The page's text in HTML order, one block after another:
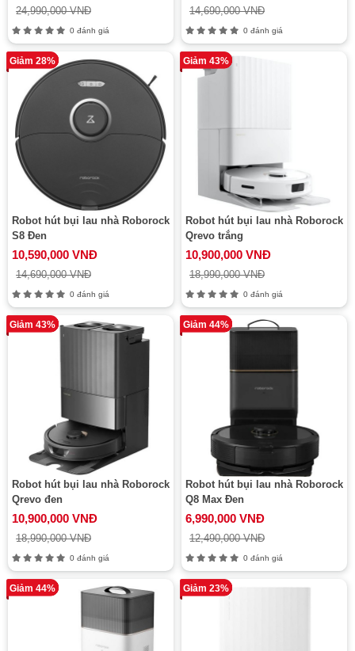
24,990,000 VNĐ
0 đánh giá
14,690,000 VNĐ
0 đánh giá
Giảm 28%
Robot hút bụi lau nhà Roborock
S8 Đen
10,590,000 VNĐ
14,690,000 VNĐ
0 đánh giá
Giảm 43%
Robot hút bụi lau nhà Roborock
Qrevo trắng
10,900,000 VNĐ
18,990,000 VNĐ
0 đánh giá
Giảm 43%
Robot hút bụi lau nhà Roborock
Qrevo đen
10,900,000 VNĐ
18,990,000 VNĐ
0 đánh giá
Giảm 44%
Robot hút bụi lau nhà Roborock
Q8 Max Đen
6,990,000 VNĐ
12,490,000 VNĐ
0 đánh giá
Giảm 44% Giảm 23%